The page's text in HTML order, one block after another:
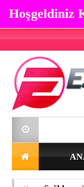
Hoşgeldiniz
İstanbul